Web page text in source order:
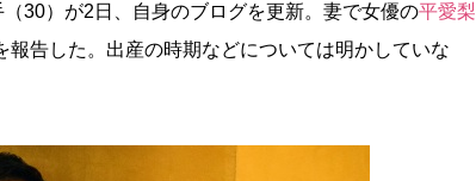
（30）が2日、自身のブログを更新。妻で女優の平愛梨
報告した。出産の時期などについては明かしていな